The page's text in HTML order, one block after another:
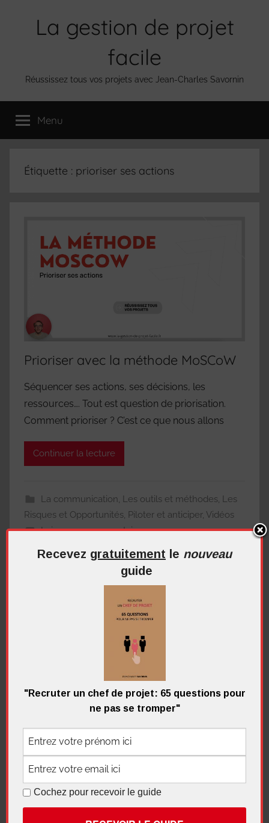
La gestion de projet
facile
Réussissez tous vos projets avec Jean-Charles Savornin
Menu
Étiquette : prioriser ses actions
Prioriser avec la méthode MoSCoW
Séquencer ses actions, ses décisions, les
ressources…. Tout est question de priorisation.
Comment prioriser ? C’est ce que nous allons
Continuer la lecture
La communication, Les outils et méthodes, Les
Risques et Opportunités, Piloter et anticiper, Vidéos
Laisser un commentaire
Me contacter
Recevezgratuitement
nouveau
Recevez gratuitement le nouveau
guide
"Recruter un chef de projet: 65 questions pour
ne pas se tromper"
Cochez pour recevoir le guide